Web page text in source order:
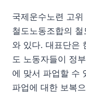
국제운수노련 고
철도노동조합의
와 있다. 대표단은
도 노동자들이 정
에 맞서 파업할 수
파업에 대한 보복